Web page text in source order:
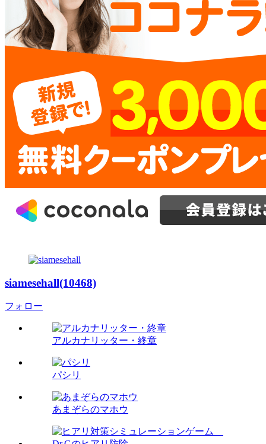
siamesehall(10468)
フォロー
アルカナリッター・終章
パシリ
あまぞらのマホウ